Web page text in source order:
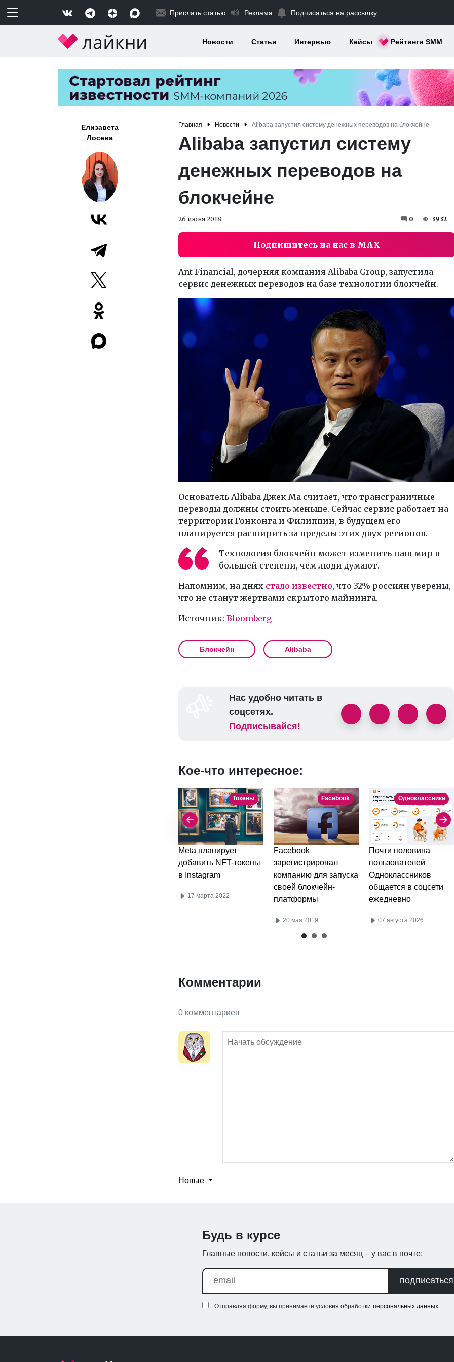
Прислать статью Реклама Подписаться на рассылку
Новости Статьи Интервью Кейсы Рейтинги SMM
Елизавета
Лосева
Главная Новости Alibaba запустил систему денежных переводов на блокчейне
Alibaba запустил систему
денежных переводов на
блокчейне
26 июня 2018 0 3932
Подпишитесь на нас в MAX
Ant Financial, дочерняя компания Alibaba Group, запустила
сервис денежных переводов на базе технологии блокчейн.
Основатель Alibaba Джек Ма считает, что трансграничные
переводы должны стоить меньше. Сейчас сервис работает на
территории Гонконга и Филиппин, в будущем его
планируется расширить за пределы этих двух регионов.
Технология блокчейн может изменить наш мир в
большей степени, чем люди думают.
Напомним, на днях стало известно, что 32% россиян уверены,
что не станут жертвами скрытого майнинга.
Источник: Bloomberg
Блокчейн Alibaba
Нас удобно читать в
соцсетях.
Подписывайся!
Кое-что интересное:
Токены
Meta планирует
добавить NFT-токены
в Instagram
17 марта 2022
Facebook
Facebook
зарегистрировал
компанию для запуска
своей блокчейн-
платформы
20 мая 2019
Одноклассники
Почти половина
пользователей
Одноклассников
общается в соцсети
ежедневно
07 августа 2026
Комментарии
0 комментариев
Новые
Будь в курсе
Главные новости, кейсы и статьи за месяц – у вас в почте:
подписаться
Отправляя форму, вы принимаете условия обработки персональных данных